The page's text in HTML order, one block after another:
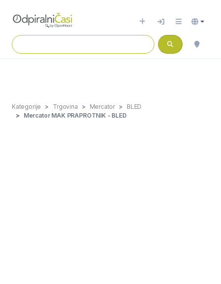
Kategorije Trgovina Mercator
BLED
Mercator MAK PRAPROTNIK - BLED